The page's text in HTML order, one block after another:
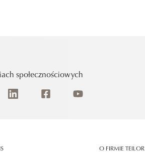
społecznościowych
O FIRMIE TEILOR